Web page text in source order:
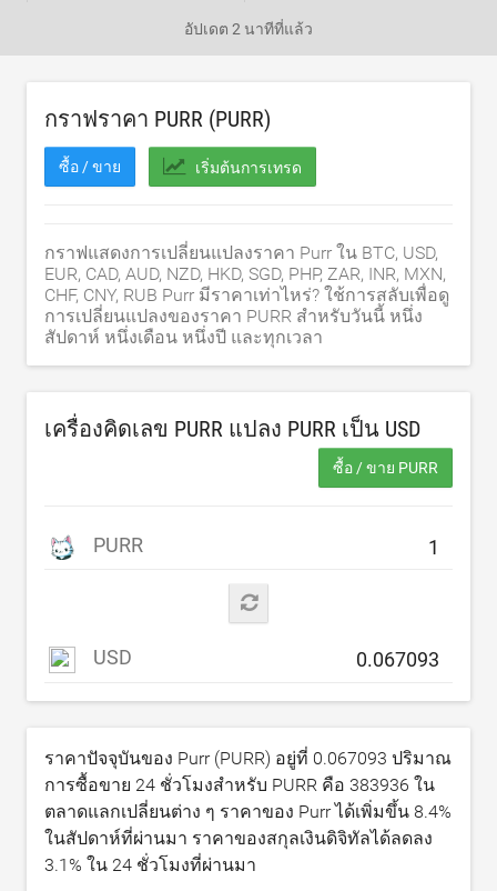
อัปเดต 2 นาทีที่แล้ว
กราฟราคา PURR (PURR)
ซื้อ / ขาย เริ่มต้นการเทรด
กราฟแสดงการเปลี่ยนแปลงราคา Purr ใน BTC, USD,
EUR, CAD, AUD, NZD, HKD, SGD, PHP, ZAR, INR, MXN,
CHF, CNY, RUB Purr มีราคาเท่าไหร่? ใช้การสลับเพื่อดู
การเปลี่ยนแปลงของราคา PURR สำหรับวันนี้ หนึ่ง
สัปดาห์ หนึ่งเดือน หนึ่งปี และทุกเวลา
เครื่องคิดเลข PURR แปลง PURR เป็น USD
ซื้อ / ขาย PURR
PURR
USD
ราคาปัจจุบันของ Purr (PURR) อยู่ที่ 0.067093 ปริมาณ
การซื้อขาย 24 ชั่วโมงสำหรับ PURR คือ 383936 ใน
ตลาดแลกเปลี่ยนต่าง ๆ ราคาของ Purr ได้เพิ่มขึ้น 8.4%
ในสัปดาห์ที่ผ่านมา ราคาของสกุลเงินดิจิทัลได้ลดลง
3.1% ใน 24 ชั่วโมงที่ผ่านมา